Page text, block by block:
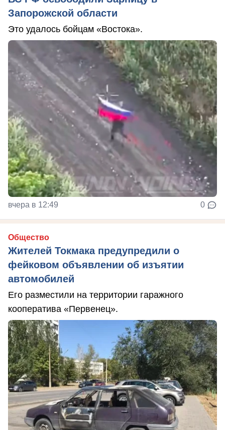
Запорожской области
Это удалось бойцам «Востока».
вчера в 12:49 0
Общество
Жителей Токмака предупредили о
фейковом объявлении об изъятии
автомобилей
Его разместили на территории гаражного
кооператива «Первенец».